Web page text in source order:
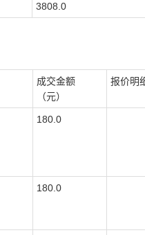
3808.0
成交金额
（元）
报价明
180.0
180.0